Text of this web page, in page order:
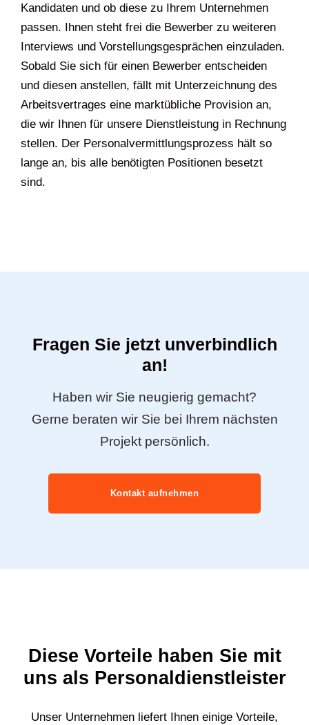
Kandidaten und ob diese zu Ihrem Unternehmen
passen. Ihnen steht frei die Bewerber zu weiteren
Interviews und Vorstellungsgesprächen einzuladen.
Sobald Sie sich für einen Bewerber entscheiden
und diesen anstellen, fällt mit Unterzeichnung des
Arbeitsvertrages eine marktübliche Provision an,
die wir Ihnen für unsere Dienstleistung in Rechnung
stellen. Der Personalvermittlungsprozess hält so
lange an, bis alle benötigten Positionen besetzt
sind.
Fragen Sie jetzt unverbindlich
an!
Haben wir Sie neugierig gemacht?
Gerne beraten wir Sie bei Ihrem nächsten
Projekt persönlich.
Kontakt aufnehmen
Diese Vorteile haben Sie mit
uns als Personaldienstleister
Unser Unternehmen liefert Ihnen einige Vorteile,